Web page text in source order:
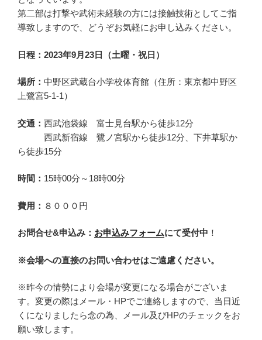
第二部は打撃や武術未経験の方には接触技術としてご指
導致しますので、どうぞお気軽にお申し込みください。
日程：2023年9月23日（土曜・祝日）
場所： 中野区武蔵台小学校体育館（住所：東京都中野区
上鷺宮5-1-1）
交通： 西武池袋線 富士見台駅から徒歩12分
西武新宿線 鷺ノ宮駅から徒歩12分、下井草駅か
ら徒歩15分
時間： 15時00分～18時00分
費用： ８０００円
お問合せ&申込み： お申込みフォームにて受付中 ！
※会場への直接のお問い合わせはご遠慮ください。
※昨今の情勢により会場が変更になる場合がございま
す。変更の際はメール・HPでご連絡しますので、当日近
くになりましたら念の為、メール及びHPのチェックをお
願い致します。